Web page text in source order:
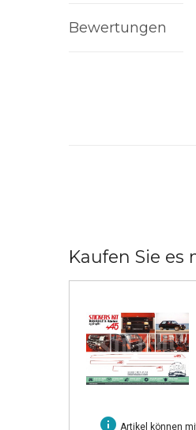
Bewertungen
Kaufen Sie es
info Artikel können